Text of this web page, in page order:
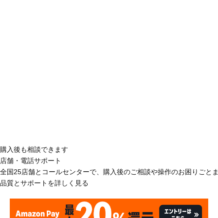
購入後も相談できます
店舗・電話サポート
全国25店舗とコールセンターで、購入後のご相談や操作のお困りごと
品質とサポートを詳しく見る